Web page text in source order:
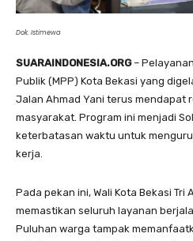
Dok. Istimewa
SUARAINDONESIA.ORG –
Publik (MPP) Kota Bekasi yang
Jalan Ahmad Yani terus mendapat
masyarakat. Program ini menjadi
keterbatasan waktu untuk
kerja.
Pada pekan ini, Wali Kota Bekasi
memastikan seluruh layanan
Puluhan warga tampak